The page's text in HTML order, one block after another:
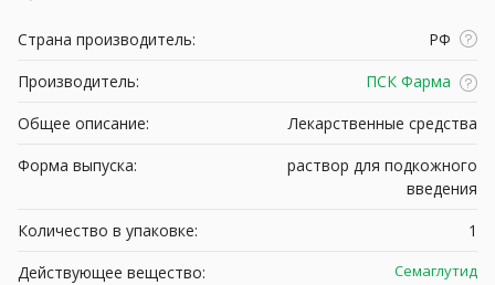
Страна производитель:
РФ
Производитель:
ПСК Фарма
Общее описание:
Лекарственные средства
Форма выпуска:
раствор для подкожного
введения
Количество в упаковке:
1
Действующее вещество:
Семаглутид